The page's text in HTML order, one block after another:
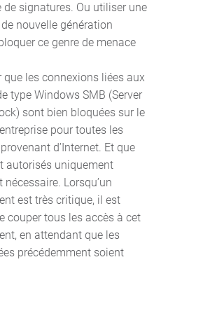
de signatures. Ou utiliser une
nouvelle génération
ce genre de menace
que les connexions liées aux
type Windows SMB (Server
sont bien bloquées sur le
pour toutes les
d’Internet. Et que
autorisés uniquement
nécessaire. Lorsqu’un
est très critique, il est
couper tous les accès à cet
en attendant que les
précédemment soient